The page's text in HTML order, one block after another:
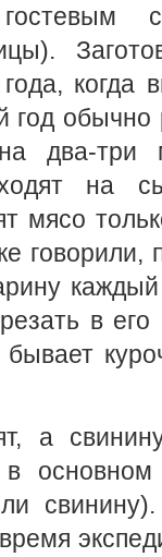
когда
обычно
два-три
на
мясо
говорили,
в
а
основном